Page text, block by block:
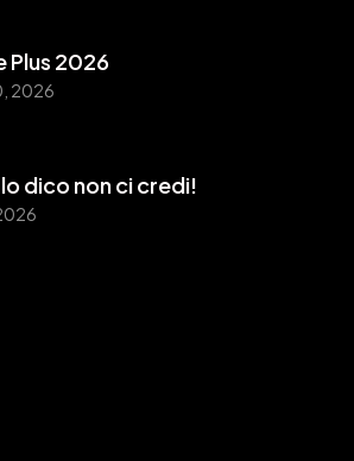
Plus 2026
2026
dico non ci credi!